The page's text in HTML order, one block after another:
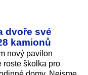
dvoře své
kamionů
nový pavilon
roste školka pro